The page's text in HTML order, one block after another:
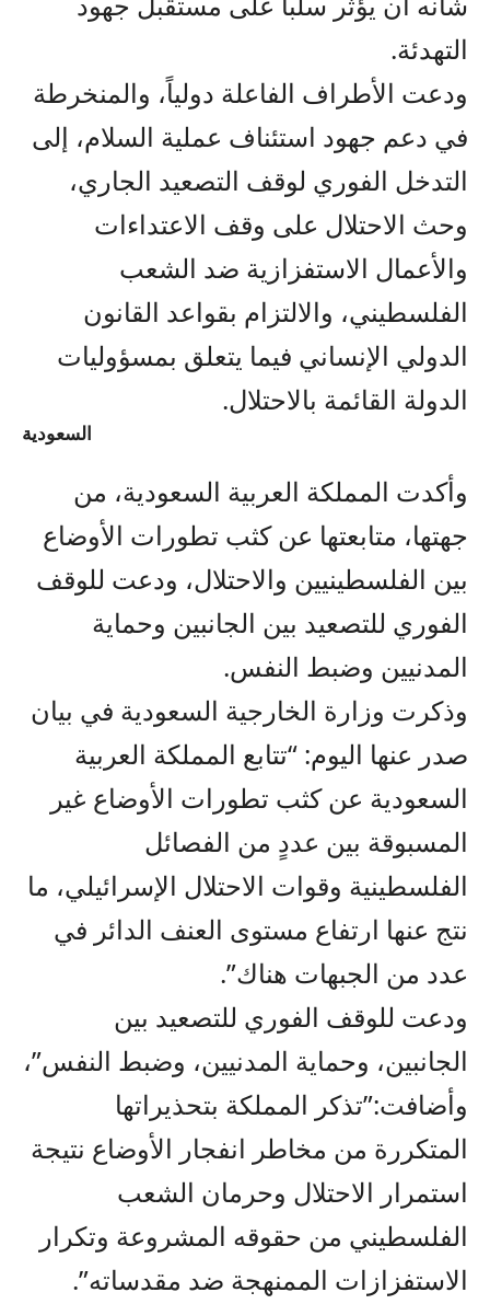
التهدئة.
ودعت الأطراف الفاعلة دولياً، والمنخرطة
في دعم جهود استئناف عملية السلام، إلى
التدخل الفوري لوقف التصعيد الجاري،
وحث الاحتلال على وقف الاعتداءات
والأعمال الاستفزازية ضد الشعب
الفلسطيني، والالتزام بقواعد القانون
الدولي الإنساني فيما يتعلق بمسؤوليات
الدولة القائمة بالاحتلال.
السعودية
وأكدت المملكة العربية السعودية، من
جهتها، متابعتها عن كثب تطورات الأوضاع
بين الفلسطينيين والاحتلال، ودعت للوقف
الفوري للتصعيد بين الجانبين وحماية
المدنيين وضبط النفس.
وذكرت وزارة الخارجية السعودية في بيان
صدر عنها اليوم: “تتابع المملكة العربية
السعودية عن كثب تطورات الأوضاع غير
المسبوقة بين عددٍ من الفصائل
الفلسطينية وقوات الاحتلال الإسرائيلي، ما
نتج عنها ارتفاع مستوى العنف الدائر في
عدد من الجبهات هناك”.
ودعت للوقف الفوري للتصعيد بين
الجانبين، وحماية المدنيين، وضبط النفس”،
وأضافت:”تذكر المملكة بتحذيراتها
المتكررة من مخاطر انفجار الأوضاع نتيجة
استمرار الاحتلال وحرمان الشعب
الفلسطيني من حقوقه المشروعة وتكرار
الاستفزازات الممنهجة ضد مقدساته”.